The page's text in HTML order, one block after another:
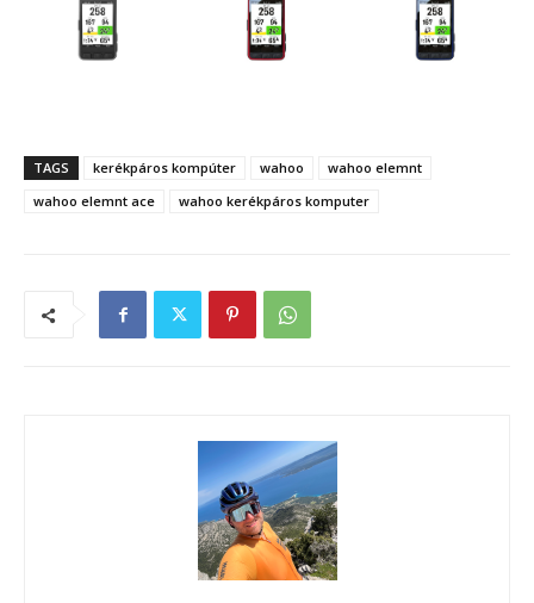
TAGS kerékpáros kompúter wahoo
wahoo elemnt
wahoo elemnt ace
wahoo kerékpáros komputer